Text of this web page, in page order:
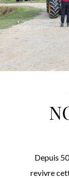
Depuis
revivre